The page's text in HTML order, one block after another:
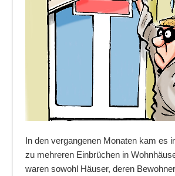
In den vergangenen Monaten kam es
zu mehreren Einbrüchen in
waren sowohl Häuser, deren